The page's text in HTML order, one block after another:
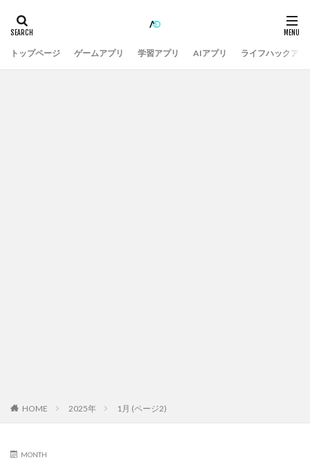
トップページ ゲームアプリ 学習アプリ AIアプリ ライフハックアプ
HOME 2025年 1月 (ページ2)
MONTH